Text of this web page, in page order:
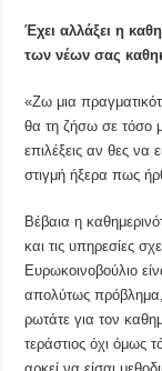
Έχει αλλάξει η
των νέων σας
«Ζω μια
θα τη ζήσω σε τόσο
επιλέξεις αν θες να
στιγμή ήξερα πως
Βέβαια η
και τις υπηρεσίες
Ευρωκοινοβούλιο
απολύτως
ρωτάτε για τον
τεράστιος όχι όμως